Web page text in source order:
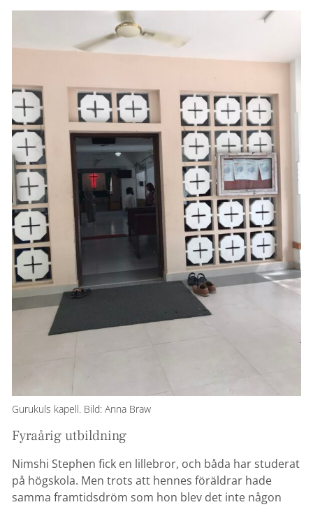
Gurukuls kapell. Bild: Anna Braw
Fyraårig utbildning
Nimshi Stephen fick en lillebror, och båda har studerat
på högskola. Men trots att hennes föräldrar hade
samma framtidsdröm som hon blev det inte någon